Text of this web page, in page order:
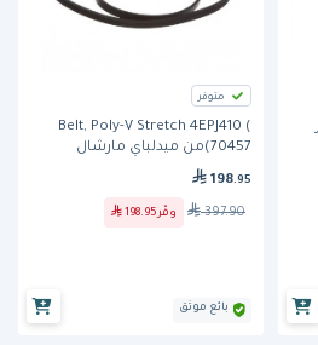
متوفر
Belt, Poly-V Stretch 4EPJ410 (
70457)من ميدلباي مارشال
198.95
397.90 وفّر 198.95
بائع موثق